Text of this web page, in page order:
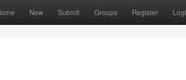
New Submit Groups Register